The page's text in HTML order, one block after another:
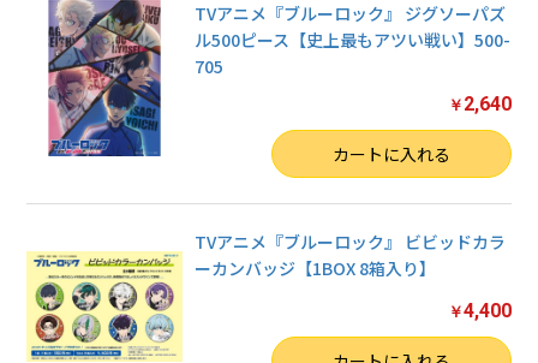
TVアニメ『ブルーロック』 ジグソーパズ
ル500ピース【史上最もアツい戦い】500-
705
￥ 2,640
カートに入れる
TVアニメ『ブルーロック』 ビビッドカラ
ーカンバッジ【1BOX 8箱入り】
￥4,400